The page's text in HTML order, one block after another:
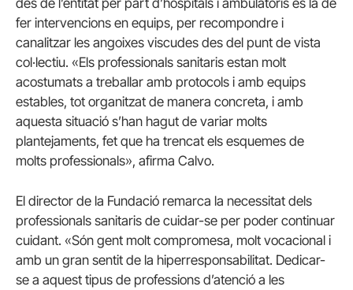
des de l’entitat per part d’hospitals i ambulatoris és la de
fer intervencions en equips, per recompondre i
canalitzar les angoixes viscudes des del punt de vista
col·lectiu. «Els professionals sanitaris estan molt
acostumats a treballar amb protocols i amb equips
estables, tot organitzat de manera concreta, i amb
aquesta situació s’han hagut de variar molts
plantejaments, fet que ha trencat els esquemes de
molts professionals», afirma Calvo.
El director de la Fundació remarca la necessitat dels
professionals sanitaris de cuidar-se per poder continuar
cuidant. «Són gent molt compromesa, molt vocacional i
amb un gran sentit de la hiperresponsabilitat. Dedicar-
se a aquest tipus de professions d’atenció a les